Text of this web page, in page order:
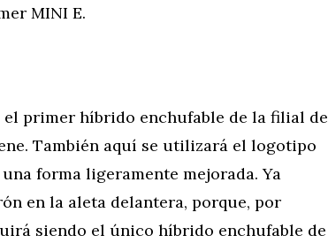
MINI E.
el primer híbrido enchufable de la filial de
También aquí se utilizará el logotipo
forma ligeramente mejorada. Ya
en la aleta delantera, porque, por
siendo el único híbrido enchufable de